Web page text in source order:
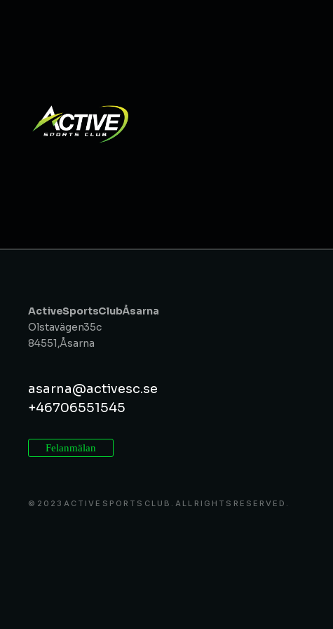
Active Sports Club Åsarna
Olstavägen 35c
84551, Åsarna
asarna@activesc.se
+46 70 655 15 45
Felanmälan
© 2023 ACTIVE SPORTS CLUB. ALL RIGHTS RESERVED.